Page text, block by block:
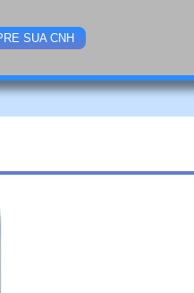
SUA CNH